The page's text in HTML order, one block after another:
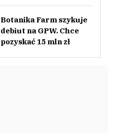
Botanika Farm szykuje
debiut na GPW. Chce
pozyskać 15 mln zł